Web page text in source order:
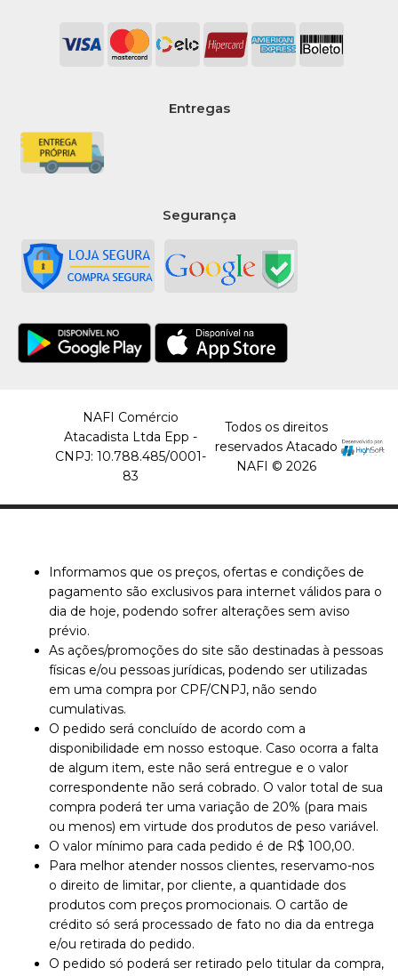
Entregas
Segurança
NAFI Comércio
Atacadista Ltda Epp -
CNPJ: 10.788.485/0001-
83
Todos os direitos
reservados Atacado
NAFI © 2026
Informamos que os preços, ofertas e condições de
pagamento são exclusivos para internet válidos para o
dia de hoje, podendo sofrer alterações sem aviso
prévio.
As ações/promoções do site são destinadas à pessoas
físicas e/ou pessoas jurídicas, podendo ser utilizadas
em uma compra por CPF/CNPJ, não sendo
cumulativas.
O pedido será concluído de acordo com a
disponibilidade em nosso estoque. Caso ocorra a falta
de algum item, este não será entregue e o valor
correspondente não será cobrado. O valor total de sua
compra poderá ter uma variação de 20% (para mais
ou menos) em virtude dos produtos de peso variável.
O valor mínimo para cada pedido é de R$ 100,00.
Para melhor atender nossos clientes, reservamo-nos
o direito de limitar, por cliente, a quantidade dos
produtos com preços promocionais. O cartão de
crédito só será processado de fato no dia da entrega
e/ou retirada do pedido.
O pedido só poderá ser retirado pelo titular da compra,